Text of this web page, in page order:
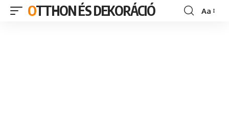
OTTHON ÉS DEKORÁCIÓ
Font
Aa